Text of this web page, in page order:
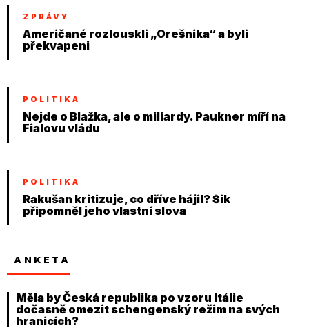
ZPRÁVY
Američané rozlouskli „Orešnika“ a byli
překvapeni
POLITIKA
Nejde o Blažka, ale o miliardy. Paukner míří na
Fialovu vládu
POLITIKA
Rakušan kritizuje, co dříve hájil? Šik
připomněl jeho vlastní slova
ANKETA
Měla by Česká republika po vzoru Itálie
dočasně omezit schengenský režim na svých
hranicích?